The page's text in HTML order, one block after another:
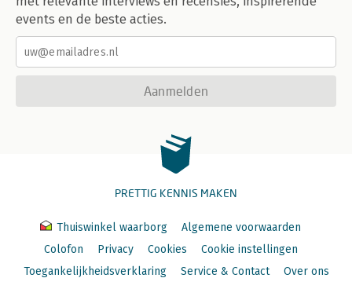
events en de beste acties.
Aanmelden
PRETTIG KENNIS MAKEN
Thuiswinkel waarborg
Algemene voorwaarden
Colofon
Privacy Cookies
Cookie instellingen
Toegankelijkheidsverklaring
Service & Contact Over ons